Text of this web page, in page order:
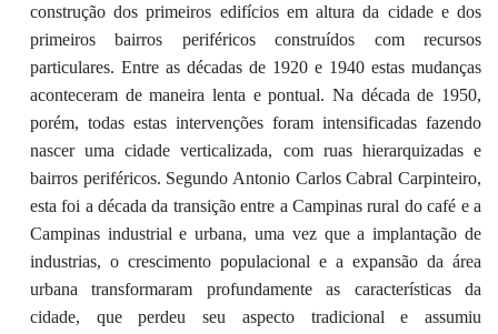
construção dos primeiros edifícios em altura da cidade e dos
primeiros bairros periféricos construídos com recursos
particulares. Entre as décadas de 1920 e 1940 estas mudanças
aconteceram de maneira lenta e pontual. Na década de 1950,
porém, todas estas intervenções foram intensificadas fazendo
nascer uma cidade verticalizada, com ruas hierarquizadas e
bairros periféricos. Segundo Antonio Carlos Cabral Carpinteiro,
esta foi a década da transição entre a Campinas rural do café e a
Campinas industrial e urbana, uma vez que a implantação de
industrias, o crescimento populacional e a expansão da área
urbana transformaram profundamente as características da
cidade, que perdeu seu aspecto tradicional e assumiu